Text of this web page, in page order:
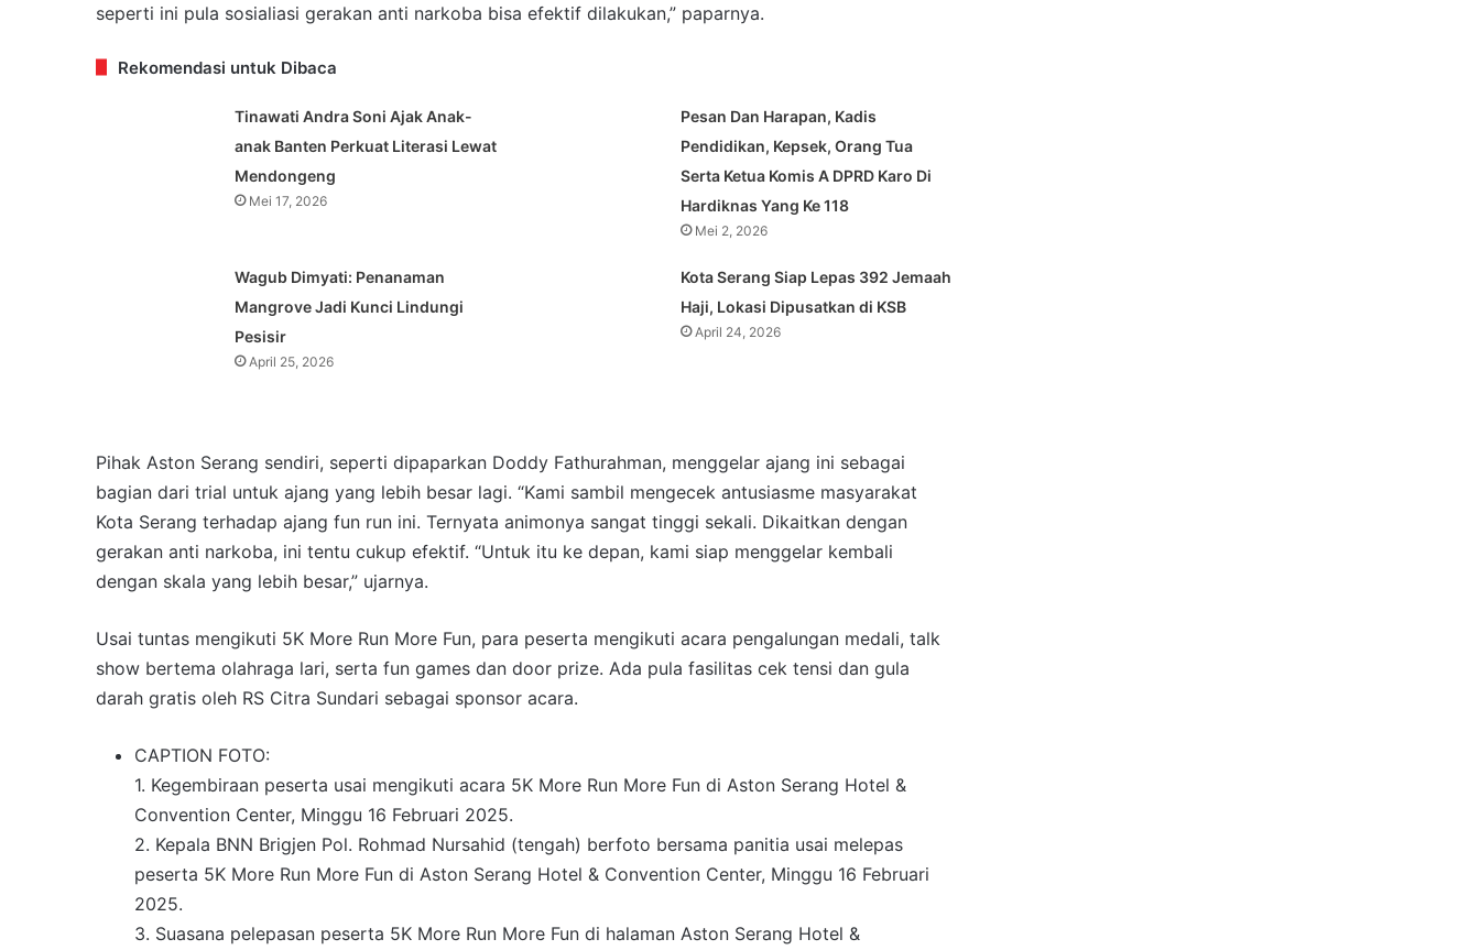
seperti ini pula sosialiasi gerakan anti narkoba bisa efektif dilakukan,” paparnya.
Rekomendasi untuk Dibaca
Tinawati Andra Soni Ajak Anak-
anak Banten Perkuat Literasi Lewat
Mendongeng
Mei 17, 2026
Pesan Dan Harapan, Kadis
Pendidikan, Kepsek, Orang Tua
Serta Ketua Komis A DPRD Karo Di
Hardiknas Yang Ke 118
Mei 2, 2026
Wagub Dimyati: Penanaman
Mangrove Jadi Kunci Lindungi
Pesisir
April 25, 2026
Kota Serang Siap Lepas 392 Jemaah
Haji, Lokasi Dipusatkan di KSB
April 24, 2026
Pihak Aston Serang sendiri, seperti dipaparkan Doddy Fathurahman, menggelar ajang ini sebagai
bagian dari trial untuk ajang yang lebih besar lagi. “Kami sambil mengecek antusiasme masyarakat
Kota Serang terhadap ajang fun run ini. Ternyata animonya sangat tinggi sekali. Dikaitkan dengan
gerakan anti narkoba, ini tentu cukup efektif. “Untuk itu ke depan, kami siap menggelar kembali
dengan skala yang lebih besar,” ujarnya.
Usai tuntas mengikuti 5K More Run More Fun, para peserta mengikuti acara pengalungan medali, talk
show bertema olahraga lari, serta fun games dan door prize. Ada pula fasilitas cek tensi dan gula
darah gratis oleh RS Citra Sundari sebagai sponsor acara.
CAPTION FOTO:
1. Kegembiraan peserta usai mengikuti acara 5K More Run More Fun di Aston Serang Hotel &
Convention Center, Minggu 16 Februari 2025.
2. Kepala BNN Brigjen Pol. Rohmad Nursahid (tengah) berfoto bersama panitia usai melepas
peserta 5K More Run More Fun di Aston Serang Hotel & Convention Center, Minggu 16 Februari
2025.
3. Suasana pelepasan peserta 5K More Run More Fun di halaman Aston Serang Hotel &